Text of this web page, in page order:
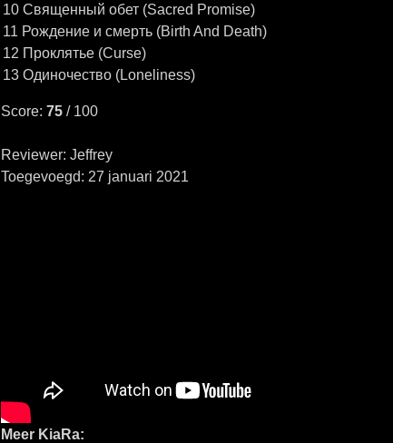
10 Священный обет (Sacred Promise)
11 Рождение и смерть (Birth And Death)
12 Проклятье (Curse)
13 Одиночество (Loneliness)
Score: 75/ 100
Reviewer: Jeffrey
Toegevoegd: 27 januari 2021
Meer KiaRa: